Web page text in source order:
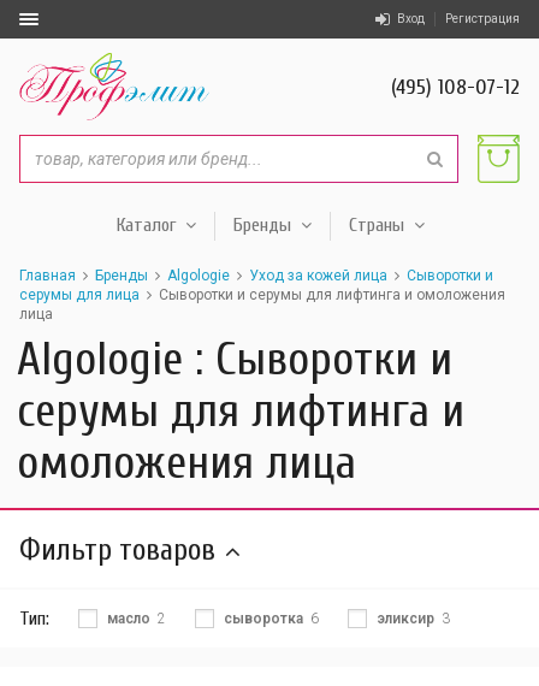
Вход Регистрация
(495) 108-07-12
Каталог Бренды Страны
Главная Бренды Algologie Уход за кожей лица
Сыворотки и
серумы для лица
Сыворотки и серумы для лифтинга и омоложения
лица
Algologie : Сыворотки и
серумы для лифтинга и
омоложения лица
Фильтр товаров
Тип: масло 2 сыворотка 6 эликсир 3